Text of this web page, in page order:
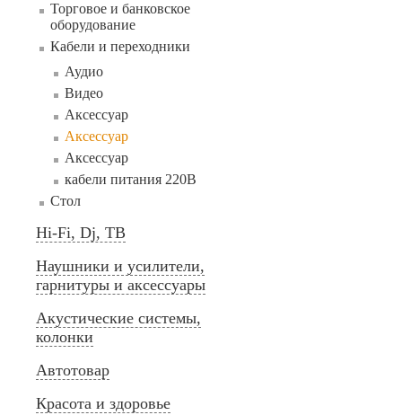
Торговое и банковское
оборудование
Кабели и переходники
Аудио
Видео
Аксессуар
Аксессуар
Аксессуар
кабели питания 220В
Стол
Hi-Fi, Dj, ТВ
Наушники и усилители,
гарнитуры и аксессуары
Акустические системы,
колонки
Автотовар
Красота и здоровье